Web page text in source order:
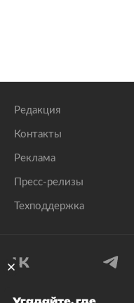
Редакция
Контакты
Реклама
Пресс-релизы
Техподдержка